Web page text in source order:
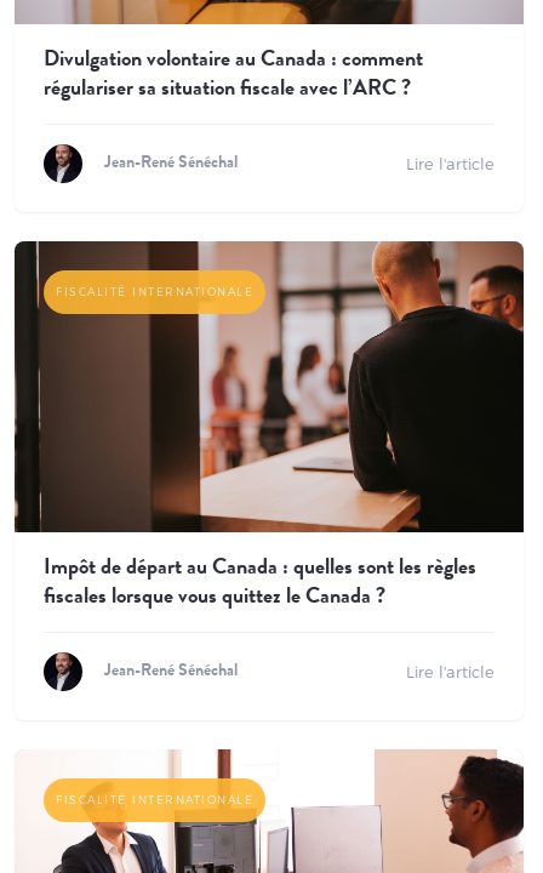
Divulgation volontaire au Canada : comment
régulariser sa situation fiscale avec l’ARC ?
Jean-René Sénéchal Lire l'article
FISCALITÉ INTERNATIONALE
Impôt de départ au Canada : quelles sont les règles
fiscales lorsque vous quittez le Canada ?
Jean-René Sénéchal Lire l'article
FISCALITÉ INTERNATIONALE